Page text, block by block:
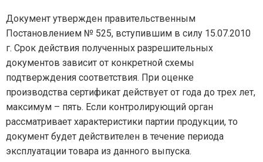
Документ утвержден правительственным
Постановлением № 525, вступившим в силу 15.07.2010
г. Срок действия полученных разрешительных
документов зависит от конкретной схемы
подтверждения соответствия. При оценке
производства сертификат действует от года до трех лет,
максимум – пять. Если контролирующий орган
рассматривает характеристики партии продукции, то
документ будет действителен в течение периода
эксплуатации товара из данного выпуска.